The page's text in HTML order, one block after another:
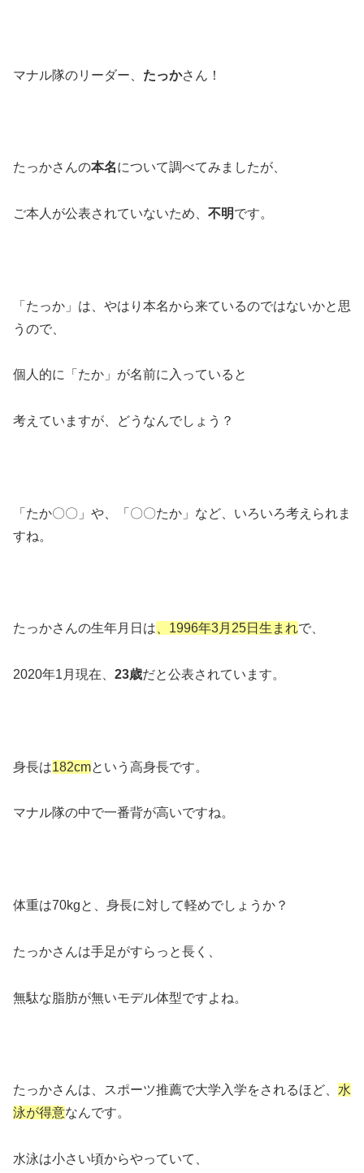
マナル隊のリーダー、 たっかさん！
たっかさんの本名について調べてみましたが、
ご本人が公表されていないため、 不明です。
「たっか」は、やはり本名から来ているのではないかと思
うので、
個人的に「たか」が名前に入っていると
考えていますが、どうなんでしょう？
「たか〇〇」や、「〇〇たか」など、いろいろ考えられま
すね。
たっかさんの生年月日は 、1996年3月25日生まれで、
2020年1月現在、 23歳だと公表されています。
身長は182cmという高身長です。
マナル隊の中で一番背が高いですね。
体重は70kgと、身長に対して軽めでしょうか？
たっかさんは手足がすらっと長く、
無駄な脂肪が無いモデル体型ですよね。
たっかさんは、スポーツ推薦で大学入学をされるほど、 水
泳が得意なんです。
水泳は小さい頃からやっていて、